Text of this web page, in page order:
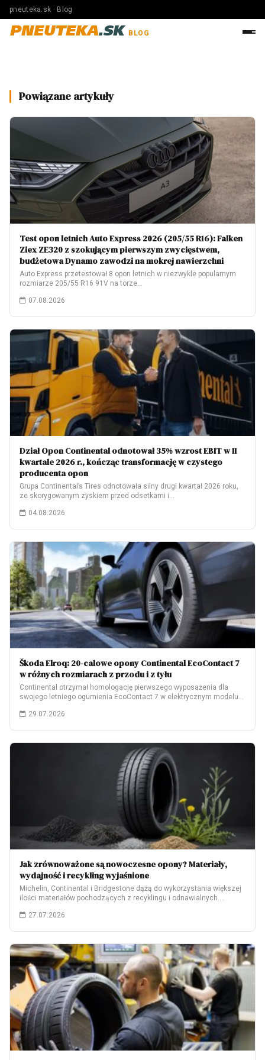
pneuteka.sk · Blog
PNEUTEKA.SK BLOG
Powiązane artykuły
Test opon letnich Auto Express 2026 (205/55 R16): Falken
Ziex ZE320 z szokującym pierwszym zwycięstwem,
budżetowa Dynamo zawodzi na mokrej nawierzchni
Auto Express przetestował 8 opon letnich w niezwykle popularnym
rozmiarze 205/55 R16 91V na torze…
07.08.2026
Dział Opon Continental odnotował 35% wzrost EBIT w II
kwartale 2026 r., kończąc transformację w czystego
producenta opon
Grupa Continental’s Tires odnotowała silny drugi kwartał 2026 roku,
ze skorygowanym zyskiem przed odsetkami i…
04.08.2026
Škoda Elroq: 20-calowe opony Continental EcoContact 7
w różnych rozmiarach z przodu i z tyłu
Continental otrzymał homologację pierwszego wyposażenia dla
swojego letniego ogumienia EcoContact 7 w elektrycznym modelu
29.07.2026
Jak zrównoważone są nowoczesne opony? Materiały,
wydajność i recykling wyjaśnione
Michelin, Continental i Bridgestone dążą do wykorzystania większej
ilości materiałów pochodzących z recyklingu i odnawialnych.…
27.07.2026